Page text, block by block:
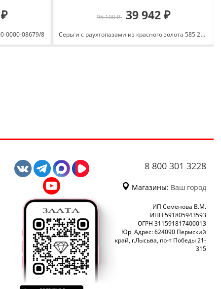
0000-08679/8
95 100 ₽ 39 942 ₽
Серьги с раухтопазами из красного золота 585 204408 1 17 10
8 800 301 3228
Магазины: Ваш город
ИП Семёнова В.М.
ИНН 591805943593
ОГРН 311591817400013
Юр. Адрес: 624090 Пермский
край, г.Лысьва, пр-т Победы 21-
315